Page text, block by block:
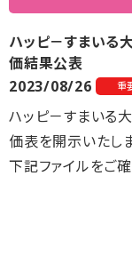
ハッピ－すまい
価結果公表
2023/08/26
重
ハッピ－すまい
価表を開示いたし
下記ファイルをご確